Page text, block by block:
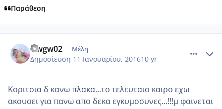
Παράθεση
Gwgw02 Μέλη
Δημοσίευση 11 Ιανουαρίου, 201610 yr
Κοριτσια δ κανω πλακα...το τελευταιο καιρο εχω
ακουσει για πανω απο δεκα εγκυμοσυνες...!!!μ φαινεται